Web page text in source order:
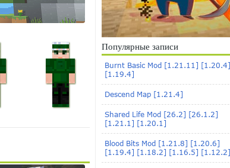
Популярные записи
Burnt Basic Mod [1.21.11] [1.20.4]
[1.19.4]
Descend Map [1.21.4]
Shared Life Mod [26.2] [26.1.2]
[1.21.1] [1.20.1]
Blood Bits Mod [1.21.8] [1.20.6]
[1.19.4] [1.18.2] [1.16.5] [1.12.2]